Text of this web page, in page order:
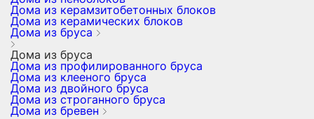
Дома из керамзитобетонных блоков
Дома из керамических блоков
Дома из бруса
Дома из бруса
Дома из профилированного бруса
Дома из клееного бруса
Дома из двойного бруса
Дома из строганного бруса
Дома из бревен